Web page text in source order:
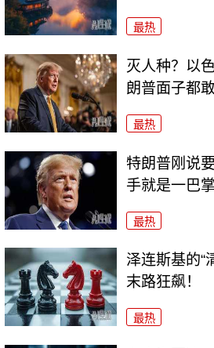
最热
灭人种？以
朗普面子都敢
最热
特朗普刚说
手就是一巴掌
最热
泽连斯基的“
末路狂飙！
最热